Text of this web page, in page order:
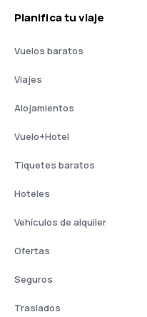
Planifica tu viaje
Vuelos baratos
Viajes
Alojamientos
Vuelo+Hotel
Tiquetes baratos
Hoteles
Vehículos de alquiler
Ofertas
Seguros
Traslados